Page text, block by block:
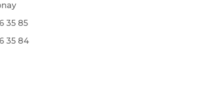
35 85
35 84